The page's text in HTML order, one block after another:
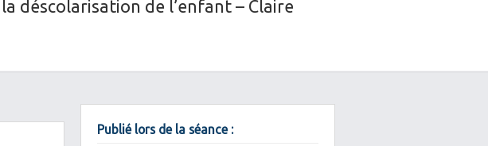
déscolarisation de l’enfant – Claire
Publié lors de la séance :